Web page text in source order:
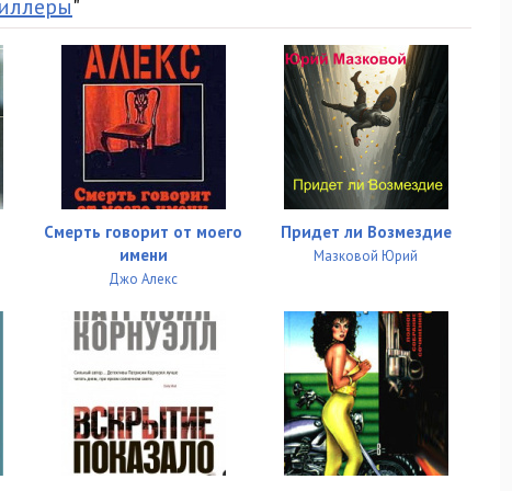
03:19
21:07
08:09
14:52
01:59
07:03
11:32
10:29
"
Смерть говорит от моего
имени
Джо Алекс
Придет ли Возмездие
Мазковой Юрий